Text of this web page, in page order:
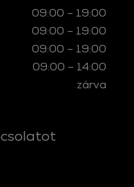
09:00 – 19:00
09:00 – 19:00
09:00 – 19:00
09:00 – 14:00
zárva